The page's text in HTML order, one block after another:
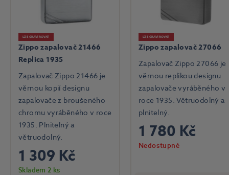
LZE GRAVÍROVAT
Zippo zapalovač 21466
Replica 1935
Zapalovač Zippo 21466 je
věrnou kopií designu
zapalovače z broušeného
chromu vyráběného v roce
1935. Plnitelný a
větruodolný.
1 309 Kč
Skladem 2 ks
LZE GRAVÍROVAT
Zippo zapalovač 27066
Zapalovač Zippo 27066 je
věrnou replikou designu
zapalovače vyráběného v
roce 1935. Větruodolný a
plnitelný.
1 780 Kč
Nedostupné